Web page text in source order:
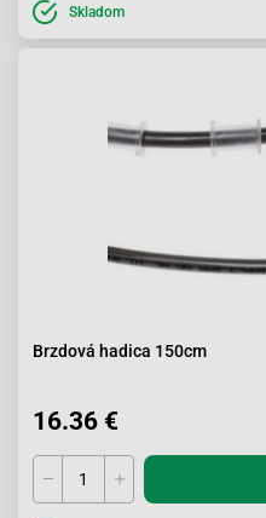
Skladom
Brzdová hadica 150cm
16.36 €